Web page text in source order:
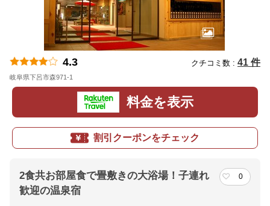
4.3 クチコミ数 : 41 件
岐阜県下呂市森971-1
料金を表示
割引クーポンをチェック
2食共お部屋食で畳敷きの大浴場！子連れ
歓迎の温泉宿
0